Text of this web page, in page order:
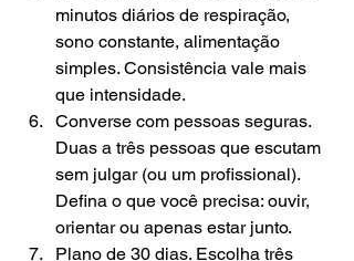
minutos diários de respiração,
sono constante, alimentação
simples. Consistência vale mais
que intensidade.
Converse com pessoas seguras.
Duas a três pessoas que escutam
sem julgar (ou um profissional).
Defina o que você precisa: ouvir,
orientar ou apenas estar junto.
Plano de 30 dias. Escolha três